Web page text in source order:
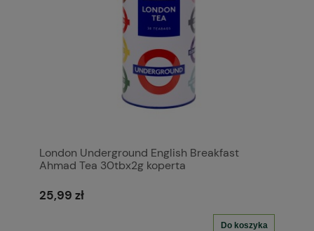
London Underground English Breakfast
Ahmad Tea 30tbx2g koperta
25,99 zł
Do koszyka